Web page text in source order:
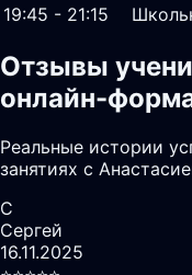
19:45 - 21:15
Отзывы
онлайн-
Реальные истории
занятиях с
С
Сергей
16.11.2025